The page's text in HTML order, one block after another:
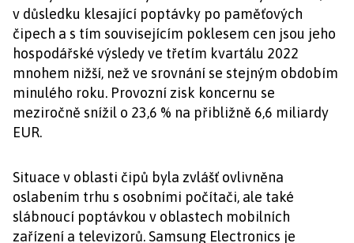
v důsledku klesající poptávky po paměťových
čipech a s tím souvisejícím poklesem cen jsou jeho
hospodářské výsledy ve třetím kvartálu 2022
mnohem nižší, než ve srovnání se stejným obdobím
minulého roku. Provozní zisk koncernu se
meziročně snížil o 23,6 % na přibližně 6,6 miliardy
EUR.
Situace v oblasti čipů byla zvlášť ovlivněna
oslabením trhu s osobními počítači, ale také
slábnoucí poptávkou v oblastech mobilních
zařízení a televizorů. Samsung Electronics je